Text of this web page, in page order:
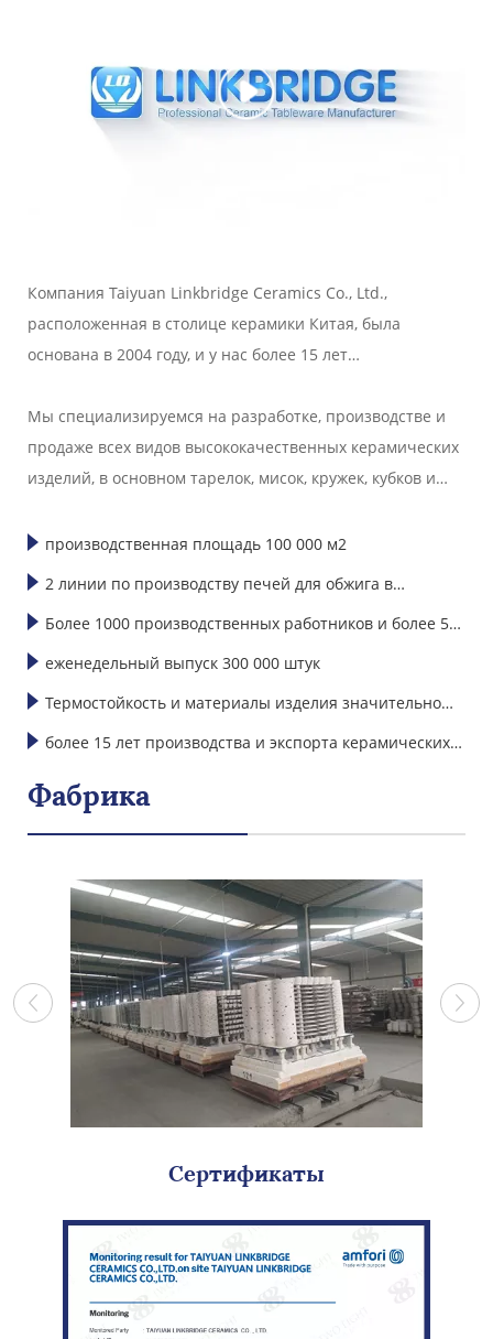
Компания Taiyuan Linkbridge Ceramics Co., Ltd.,
расположенная в столице керамики Китая, была
основана в 2004 году, и у нас более 15 лет
посуды.
Мы специализируемся на разработке, производстве и
продаже всех видов высококачественных керамических
изделий, в основном тарелок, мисок, кружек, кубков и
на экспорт, хорошо продаются в Америке, Европе,
Японии, Корее и Юго-Восточной Азии."
производственная площадь 100 000 м2
2 линии по производству печей для обжига в
машиностроении
Более 1000 производственных работников и более 50
научно-исследовательских техников и дизайнеров
еженедельный выпуск 300 000 штук
Термостойкость и материалы изделия значительно
превосходят международные стандарты
более 15 лет производства и экспорта керамических
изделий
Фабрика
Сертификаты